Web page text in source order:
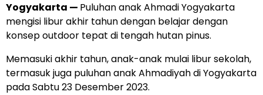
Yogyakarta — Puluhan anak Ahmadi Yogyakarta
mengisi libur akhir tahun dengan belajar dengan
konsep outdoor tepat di tengah hutan pinus.
Memasuki akhir tahun, anak-anak mulai libur sekolah,
termasuk juga puluhan anak Ahmadiyah di Yogyakarta
pada Sabtu 23 Desember 2023.